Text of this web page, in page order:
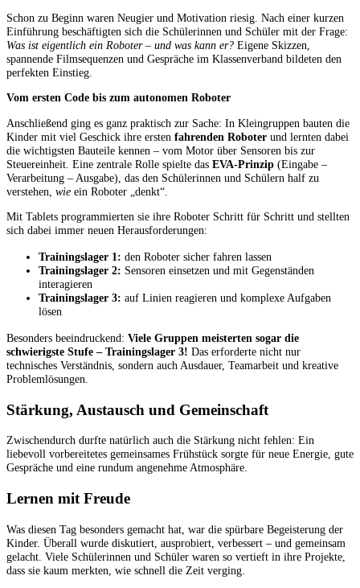
Schon zu Beginn waren Neugier und Motivation riesig. Nach einer kurzen
Einführung beschäftigten sich die Schülerinnen und Schüler mit der Frage:
Was ist eigentlich ein Roboter – und was kann er? Eigene Skizzen,
spannende Filmsequenzen und Gespräche im Klassenverband bildeten den
perfekten Einstieg.
Vom ersten Code bis zum autonomen Roboter
Anschließend ging es ganz praktisch zur Sache: In Kleingruppen bauten die
Kinder mit viel Geschick ihre ersten fahrenden Roboter und lernten dabei
die wichtigsten Bauteile kennen – vom Motor über Sensoren bis zur
Steuereinheit. Eine zentrale Rolle spielte das EVA-Prinzip (Eingabe –
Verarbeitung – Ausgabe), das den Schülerinnen und Schülern half zu
verstehen, wie ein Roboter „denkt“.
Mit Tablets programmierten sie ihre Roboter Schritt für Schritt und stellten
sich dabei immer neuen Herausforderungen:
Trainingslager 1: den Roboter sicher fahren lassen
Trainingslager 2: Sensoren einsetzen und mit Gegenständen
interagieren
Trainingslager 3: auf Linien reagieren und komplexe Aufgaben
lösen
Besonders beeindruckend: Viele Gruppen meisterten sogar die
schwierigste Stufe – Trainingslager 3! Das erforderte nicht nur
technisches Verständnis, sondern auch Ausdauer, Teamarbeit und kreative
Problemlösungen.
Stärkung, Austausch und Gemeinschaft
Zwischendurch durfte natürlich auch die Stärkung nicht fehlen: Ein
liebevoll vorbereitetes gemeinsames Frühstück sorgte für neue Energie, gute
Gespräche und eine rundum angenehme Atmosphäre.
Lernen mit Freude
Was diesen Tag besonders gemacht hat, war die spürbare Begeisterung der
Kinder. Überall wurde diskutiert, ausprobiert, verbessert – und gemeinsam
gelacht. Viele Schülerinnen und Schüler waren so vertieft in ihre Projekte,
dass sie kaum merkten, wie schnell die Zeit verging.